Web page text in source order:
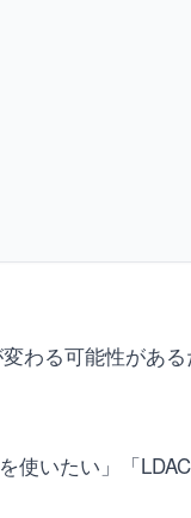
わる可能性があ
使いたい」「